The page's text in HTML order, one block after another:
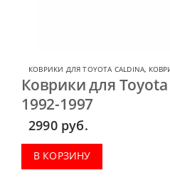
КОВРИКИ ДЛЯ TOYOTA CALDINA,
Коврики для Toyota
1992-1997
2990 руб.
В КОРЗИНУ